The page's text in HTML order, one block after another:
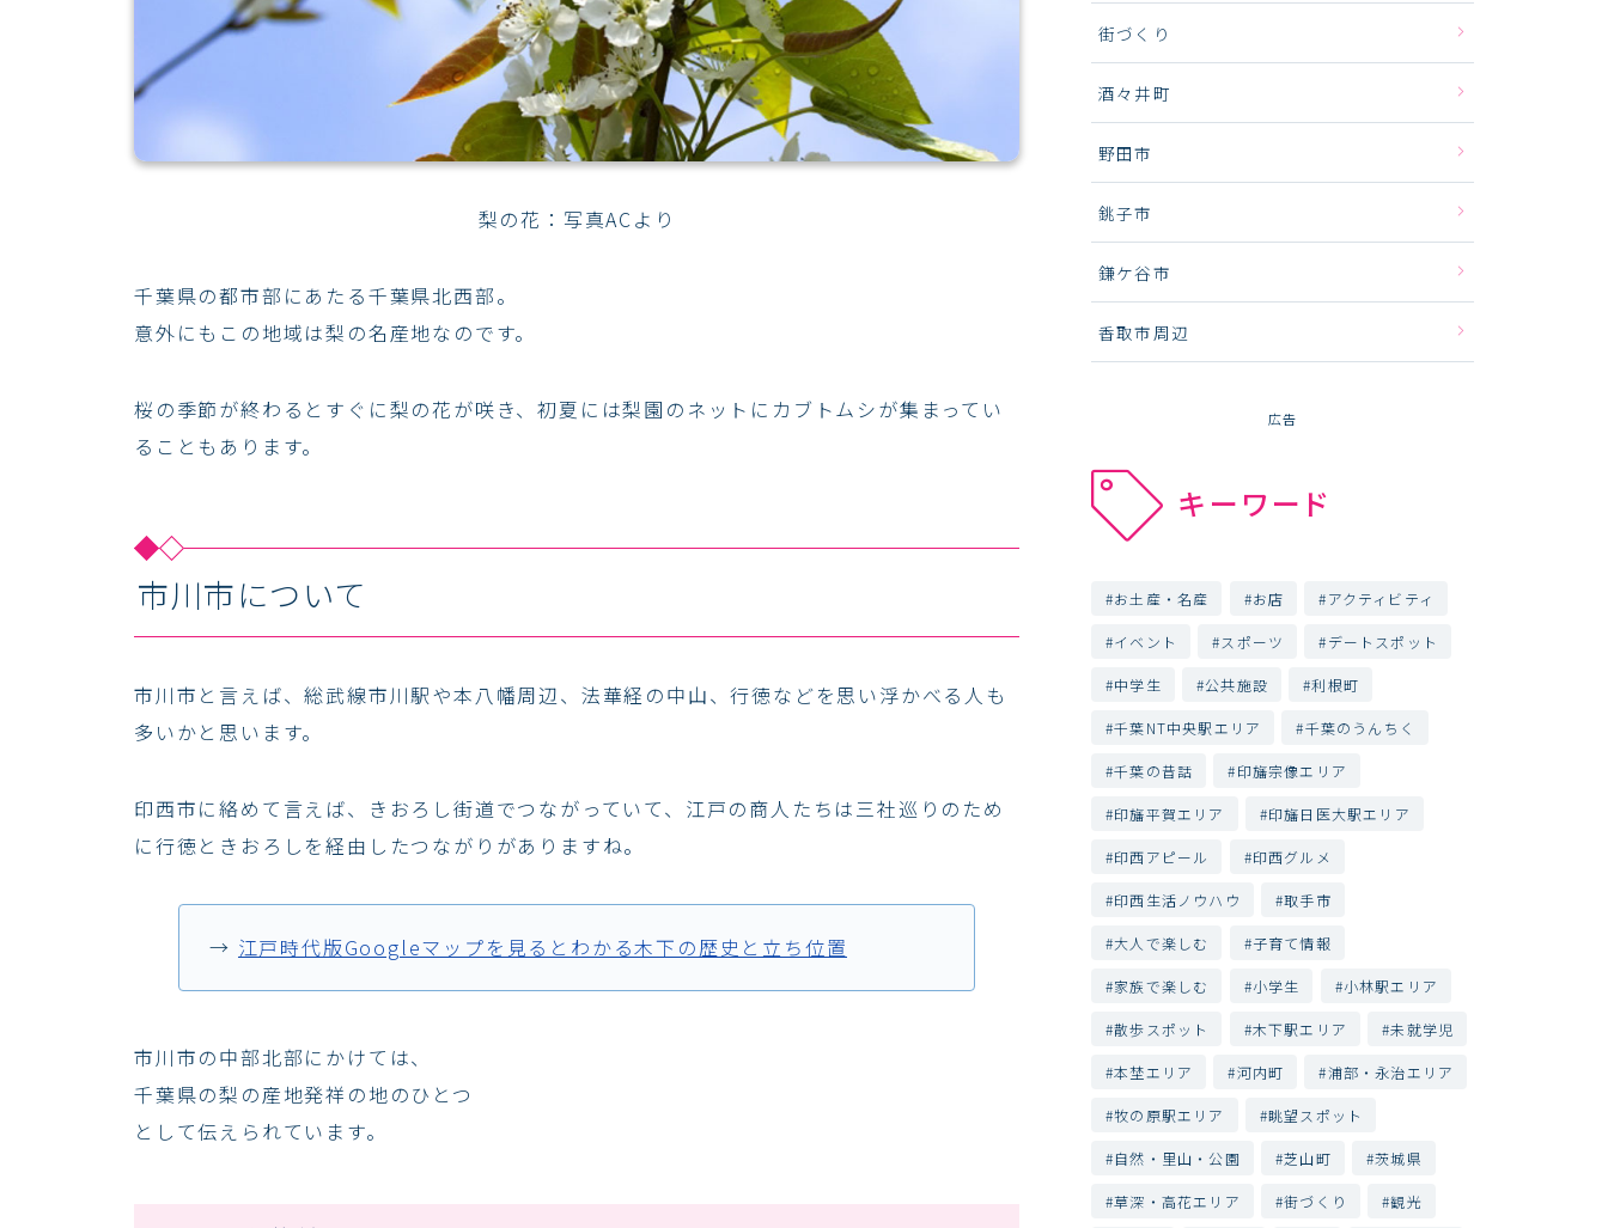
梨の花：写真ACより
千葉県の都市部にあたる千葉県北西部。
意外にもこの地域は梨の名産地なのです。
桜の季節が終わるとすぐに梨の花が咲き、初夏には梨園のネットにカブトムシが集まってい
ることもあります。
市川市について
市川市と言えば、総武線市川駅や本八幡周辺、法華経の中山、行徳などを思い浮かべる人も
多いかと思います。
印西市に絡めて言えば、きおろし街道でつながっていて、江戸の商人たちは三社巡りのため
に行徳ときおろしを経由したつながりがありますね。
→ 江戸時代版Googleマップを見るとわかる木下の歴史と立ち位置
市川市の中部北部にかけては、
千葉県の梨の産地発祥の地のひとつ
として伝えられています。
街づくり
酒々井町
野田市
銚子市
鎌ケ谷市
香取市周辺
広告
キーワード
お土産・名産 お店 アクティビティ
イベント スポーツ デートスポット
中学生 公共施設 利根町
千葉NT中央駅エリア 千葉のうんちく
千葉の昔話 印旛宗像エリア
印旛平賀エリア 印旛日医大駅エリア
印西アピール 印西グルメ
印西生活ノウハウ 取手市
大人で楽しむ 子育て情報
家族で楽しむ 小学生 小林駅エリア
散歩スポット 木下駅エリア 未就学児
本埜エリア 河内町 浦部・永治エリア
牧の原駅エリア 眺望スポット
自然・里山・公園 芝山町 茨城県
草深・高花エリア 街づくり 観光